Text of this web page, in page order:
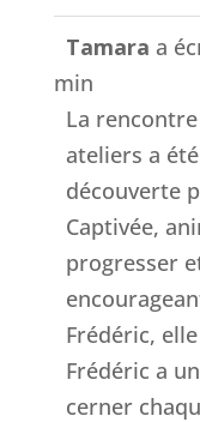
Tamara a
min
La
ateliers a
découverte
Captivée,
progresser
Frédéric,
Frédéric a
cerner